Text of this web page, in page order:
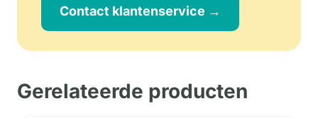
Contact klantenservice →
Gerelateerde producten